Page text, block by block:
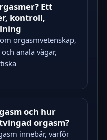
Ett
kontroll,
orgasmvetenskap,
anala vägar,
och hur
orgasm?
innebär, varför